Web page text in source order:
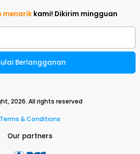
menarik kami! Dikirim mingguan
Berlangganan
2026. All rights reserved
Terms & Conditions
Our partners